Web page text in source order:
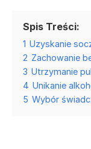
Spis Treści:
1 Uzyskanie
2 Zachowanie
3 Utrzymanie
4 Unikanie
5 Wybór